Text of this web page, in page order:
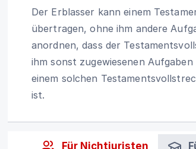
Der Erblasser kann einem
übertragen, ohne ihm andere
anordnen, dass der
ihm sonst zugewiesenen
einem solchen
ist.
Für Nichtjuristen